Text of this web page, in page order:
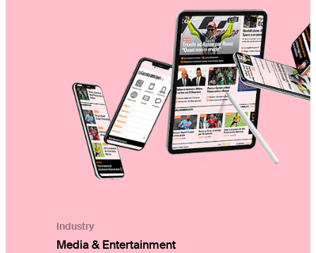
Industry
Media & Entertainment